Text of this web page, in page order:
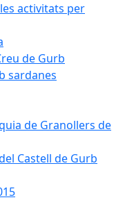
activitats per
de Gurb
sardanes
de Granollers de
Castell de Gurb